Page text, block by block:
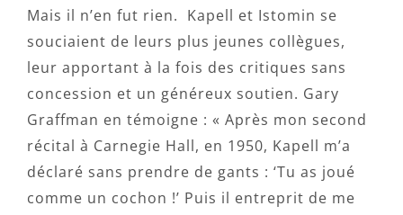
Mais il n’en fut rien. Kapell et Istomin se
souciaient de leurs plus jeunes collègues,
leur apportant à la fois des critiques sans
concession et un généreux soutien. Gary
Graffman en témoigne : « Après mon second
récital à Carnegie Hall, en 1950, Kapell m’a
déclaré sans prendre de gants : ‘Tu as joué
comme un cochon !’ Puis il entreprit de me